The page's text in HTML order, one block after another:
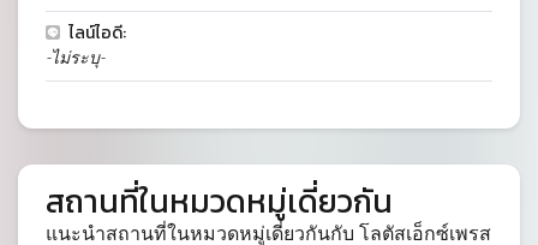
ไลน์ไอดี:
-ไม่ระบุ-
สถานที่ในหมวดหมู่เดี่ยวกัน
แนะนำสถานที่ในหมวดหมู่เดี่ยวกันกับ โลตัสเอ็กซ์เพรส